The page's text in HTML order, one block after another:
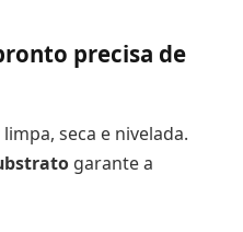
precisa de
seca e nivelada.
garante a